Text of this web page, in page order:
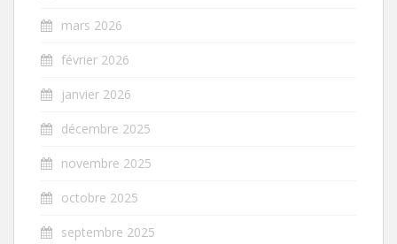
mars 2026
février 2026
janvier 2026
décembre 2025
novembre 2025
octobre 2025
septembre 2025